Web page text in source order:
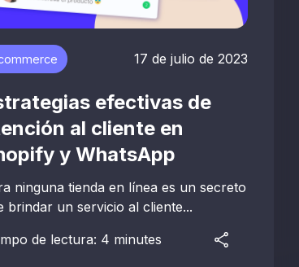
17 de julio de 2023
efectivas de
al cliente en
y WhatsApp
ninguna tienda en línea es un secreto
brindar un servicio al cliente...
de lectura: 4 minutes